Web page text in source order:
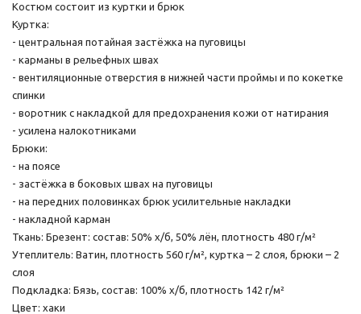
Костюм состоит из куртки и брюк
Куртка:
- центральная потайная застёжка на пуговицы
- карманы в рельефных швах
- вентиляционные отверстия в нижней части проймы и по кокетке
спинки
- воротник с накладкой для предохранения кожи от натирания
- усилена налокотниками
Брюки:
- на поясе
- застёжка в боковых швах на пуговицы
- на передних половинках брюк усилительные накладки
- накладной карман
Ткань: Брезент: состав: 50% х/б, 50% лён, плотность 480 г/м²
Утеплитель: Ватин, плотность 560 г/м², куртка – 2 слоя, брюки – 2
слоя
Подкладка: Бязь, состав: 100% х/б, плотность 142 г/м²
Цвет: хаки